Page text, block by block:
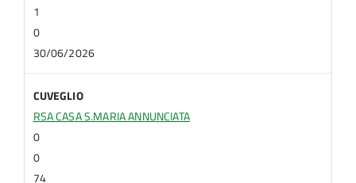
1
0
30/06/2026
CUVEGLIO
RSA CASA S.MARIA ANNUNCIATA
0
0
74